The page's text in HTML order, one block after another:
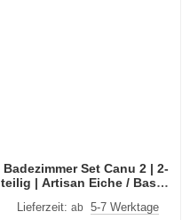
Badezimmer Set Canu 2 | 2-
teilig | Artisan Eiche / Basalt
Lieferzeit:ab 5-7 Werktage